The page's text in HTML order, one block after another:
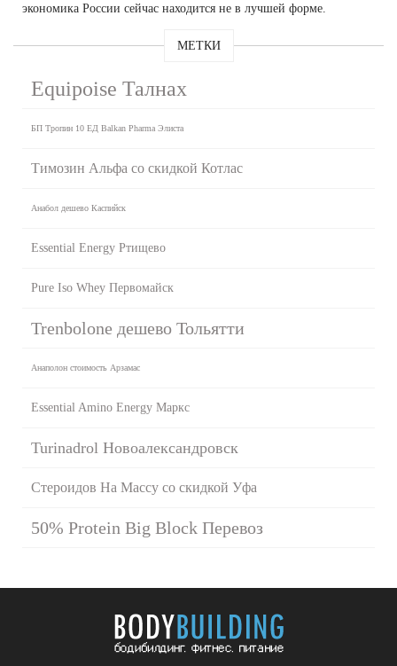
экономика России сейчас находится не в лучшей форме.
МЕТКИ
Equipoise Талнах
БП Тропин 10 ЕД Balkan Pharma Элиста
Tимозин Альфа со скидкой Котлас
Анабол дешево Каспийск
Essential Energy Ртищево
Pure Iso Whey Первомайск
Trenbolone дешево Тольятти
Анаполон стоимость Арзамас
Essential Amino Energy Маркс
Turinadrol Новоалександровск
Стероидов На Массу со скидкой Уфа
50% Protein Big Block Перевоз